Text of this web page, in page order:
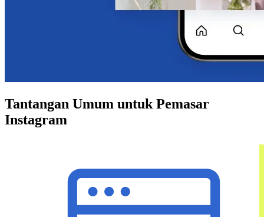
Tantangan Umum untuk Pemasar
Instagram